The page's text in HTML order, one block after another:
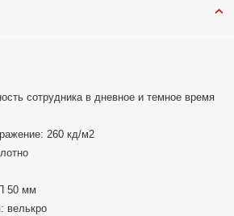
сотрудника в дневное и темное время
260 кд/м2
50 мм
велькро